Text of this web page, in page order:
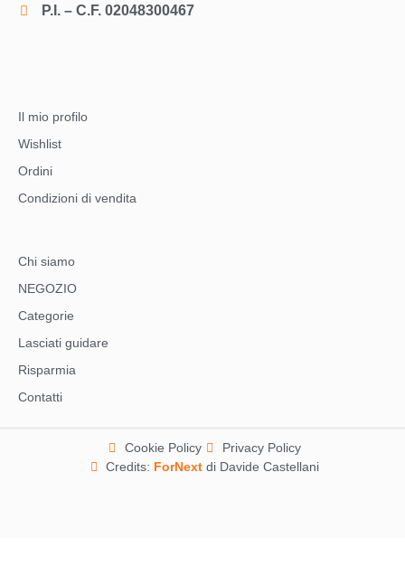
P.I. – C.F. 02048300467
Il mio profilo
Wishlist
Ordini
Condizioni di vendita
Chi siamo
NEGOZIO
Categorie
Lasciati guidare
Risparmia
Contatti
Cookie Policy
Privacy Policy
Credits: ForNextdi Davide Castellani